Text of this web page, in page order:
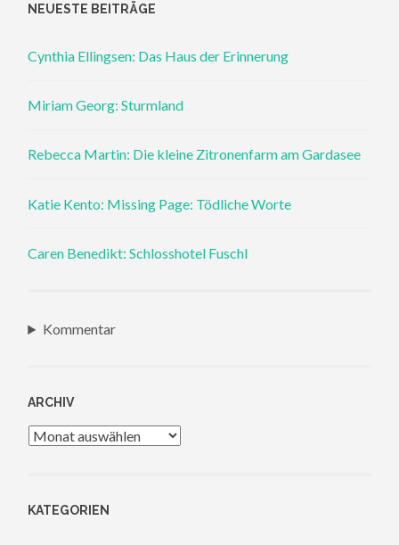
NEUESTE BEITRÄGE
Cynthia Ellingsen: Das Haus der Erinnerung
Miriam Georg: Sturmland
Rebecca Martin: Die kleine Zitronenfarm am Gardasee
Katie Kento: Missing Page: Tödliche Worte
Caren Benedikt: Schlosshotel Fuschl
Kommentar
ARCHIV
Archiv
KATEGORIEN